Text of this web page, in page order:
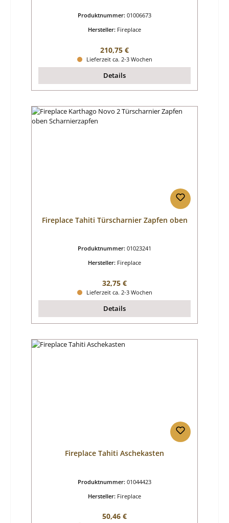
Produktnummer: 01006673
Hersteller: Fireplace
Regulärer Preis:
210,75 €
Lieferzeit ca. 2-3 Wochen
Details
Fireplace Tahiti Türscharnier Zapfen oben
Produktnummer: 01023241
Hersteller: Fireplace
Regulärer Preis:
32,75 €
Lieferzeit ca. 2-3 Wochen
Details
Fireplace Tahiti Aschekasten
Produktnummer: 01044423
Hersteller: Fireplace
Regulärer Preis:
50,46 €